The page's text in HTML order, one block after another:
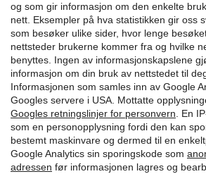
og som gir informasjon om den enkelte
nett. Eksempler på hva statistikken gir oss
som besøker ulike sider, hvor lenge
nettsteder brukerne kommer fra og hvilke
benyttes. Ingen av informasjonskapslene
informasjon om din bruk av nettstedet til
Informasjonen som samles inn av Google
Googles servere i USA. Mottatte
Googles retningslinjer for personvern. En
som en personopplysning fordi den kan
bestemt maskinvare og dermed til en
Google Analytics sin sporingskode som
adressen før informasjonen lagres og